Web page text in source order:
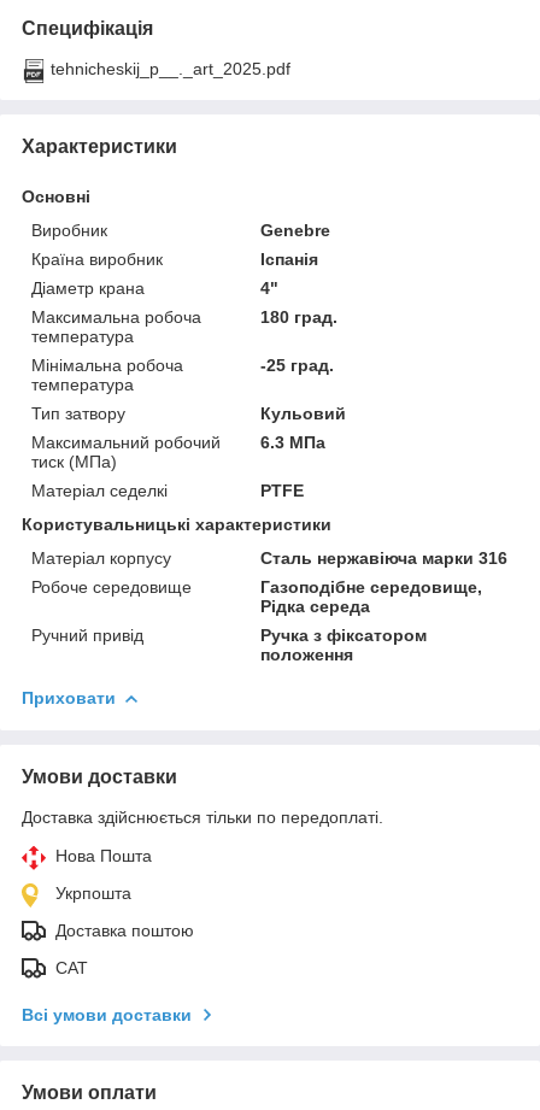
Специфікація
tehnicheskij_p__._art_2025.pdf
Характеристики
Основні
Виробник
Genebre
Країна виробник
Іспанія
Діаметр крана
4"
Максимальна робоча
температура
180 град.
Мінімальна робоча
температура
-25 град.
Тип затвору
Кульовий
Максимальний робочий
тиск (МПа)
6.3 МПа
Матеріал седелкі
PTFE
Користувальницькі характеристики
Матеріал корпусу
Сталь нержавіюча марки 316
Робоче середовище
Газоподібне середовище,
Рідка середа
Ручний привід
Ручка з фіксатором
положення
Приховати
Умови доставки
Доставка здійснюється тільки по передоплаті.
Нова Пошта
Укрпошта
Доставка поштою
САТ
Всі умови доставки
Умови оплати